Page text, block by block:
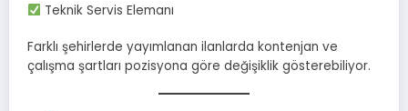
Teknik Servis Elemanı
Farklı şehirlerde yayımlanan ilanlarda kontenjan ve
çalışma şartları pozisyona göre değişiklik gösterebiliyor.